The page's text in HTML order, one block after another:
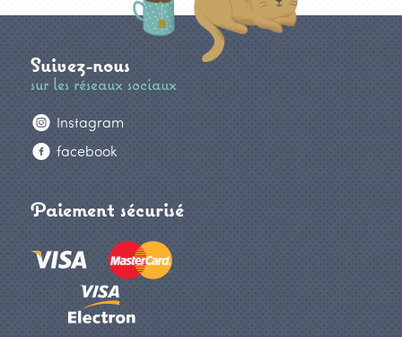
Suivez-nous
sur les réseaux sociaux
Instagram
facebook
Paiement sécurisé